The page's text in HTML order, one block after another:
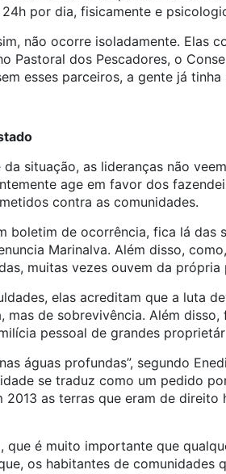
por dia, fisicamente e
não ocorre isoladamente. Elas
Pastoral dos Pescadores, o
esses parceiros, a gente já
situação, as lideranças não
age em favor dos
contra as comunidades.
boletim de ocorrência, fica lá das
Marinalva. Além disso,
muitas vezes ouvem da
elas acreditam que a luta
mas de sobrevivência. Além
pessoal de grandes
águas profundas”, segundo
se traduz como um pedido
2013 as terras que eram de
que é muito importante que
os habitantes de comunidades